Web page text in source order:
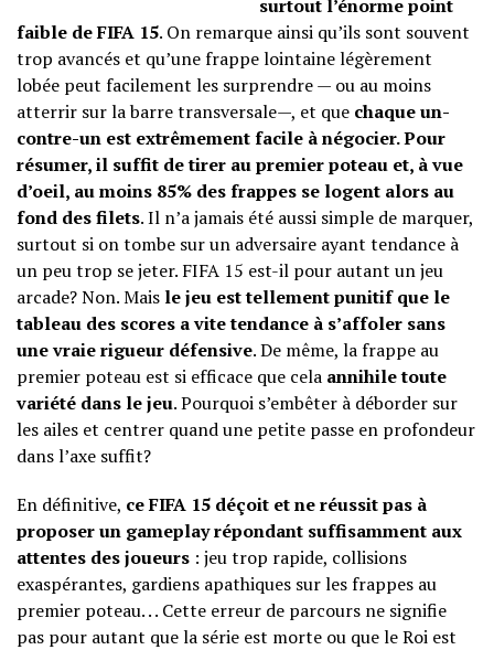
surtout l’énorme point
faible de FIFA 15. On remarque ainsi qu’ils sont souvent
trop avancés et qu’une frappe lointaine légèrement
lobée peut facilement les surprendre — ou au moins
atterrir sur la barre transversale—, et que chaque un-
contre-un est extrêmement facile à négocier. Pour
résumer, il suffit de tirer au premier poteau et, à vue
d’oeil, au moins 85% des frappes se logent alors au
fond des filets. Il n’a jamais été aussi simple de marquer,
surtout si on tombe sur un adversaire ayant tendance à
un peu trop se jeter. FIFA 15 est-il pour autant un jeu
arcade? Non. Mais le jeu est tellement punitif que le
tableau des scores a vite tendance à s’affoler sans
une vraie rigueur défensive. De même, la frappe au
premier poteau est si efficace que cela annihile toute
variété dans le jeu. Pourquoi s’embêter à déborder sur
les ailes et centrer quand une petite passe en profondeur
dans l’axe suffit?
En définitive, ce FIFA 15 déçoit et ne réussit pas à
proposer un gameplay répondant suffisamment aux
attentes des joueurs : jeu trop rapide, collisions
exaspérantes, gardiens apathiques sur les frappes au
premier poteau. . . Cette erreur de parcours ne signifie
pas pour autant que la série est morte ou que le Roi est